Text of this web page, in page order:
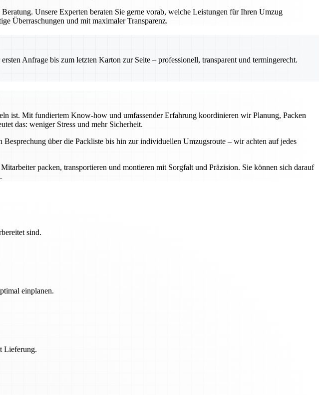
Unsere Experten beraten Sie gerne vorab, welche Leistungen für Ihren Umzug
Überraschungen und mit maximaler Transparenz.
Anfrage bis zum letzten Karton zur Seite – professionell, transparent und termingerecht.
ist. Mit fundiertem Know-how und umfassender Erfahrung koordinieren wir Planung, Packen
das: weniger Stress und mehr Sicherheit.
über die Packliste bis hin zur individuellen Umzugsroute – wir achten auf jedes
packen, transportieren und montieren mit Sorgfalt und Präzision. Sie können sich darauf
sind.
einplanen.
Lieferung.